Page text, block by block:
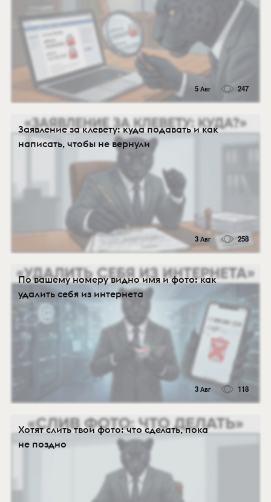
5 Авг 247
Заявление за клевету: куда подавать и как
написать, чтобы не вернули
3 Авг 258
По вашему номеру видно имя и фото: как
удалить себя из интернета
3 Авг 118
Хотят слить твои фото: что сделать, пока
не поздно